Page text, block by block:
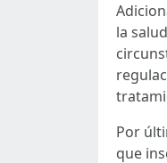
la
Por
que